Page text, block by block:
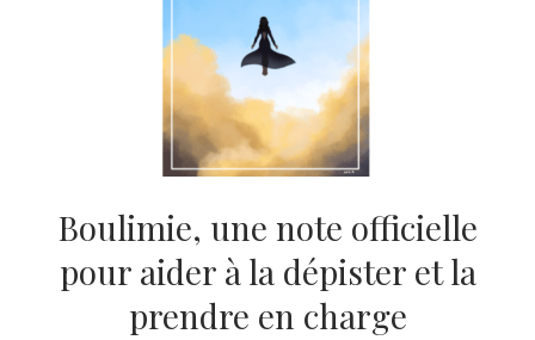
LITTÉRATURE
ÉCONOMIE
SPORT
MÉDIAS
SANTÉ
form
Boulimie, une note officielle
pour aider à la dépister et la
prendre en charge